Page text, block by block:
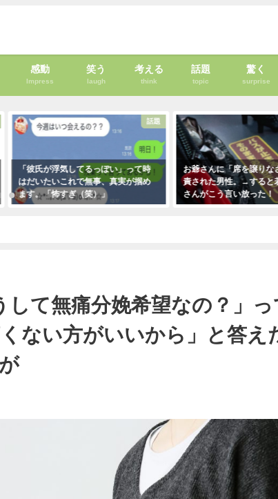
感動
Impress
笑う
laugh
考える
think
話題
topic
驚く
surprise
話題
「彼氏が浮気してるっぽい」って時
はだいたいこれで無事、真実が掴め
ます。「怖すぎ（笑）」
お爺さんに「席を譲りな
責された男性。→すると
さんがこう言い放った！
して無痛分娩希望なの？」っ
ない方がいいから」と答え